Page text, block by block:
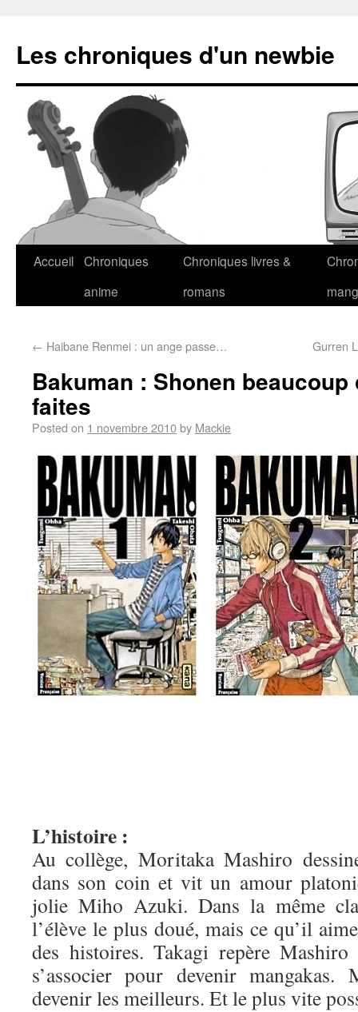
Les chroniques d'un newbie
Accueil Chroniques
anime
Chroniques livres &
romans
← Haibane Renmei : un ange passe… Gurren
Bakuman : Shonen
faites
Posted on 1 novembre 2010by Mackie
L’histoire :
Au collège, Moritaka Mashiro
dans son coin et vit un amour
jolie Miho Azuki. Dans la même
l’élève le plus doué, mais ce qu’il
des histoires. Takagi repère
s’associer pour devenir
devenir les meilleurs. Et le plus vite